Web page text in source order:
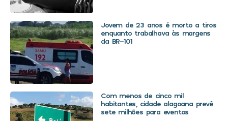
Jovem de 23 anos é morto a tiros
enquanto trabalhava às margens
da BR-101
Com menos de cinco mil
habitantes, cidade alagoana prevê
sete milhões para eventos